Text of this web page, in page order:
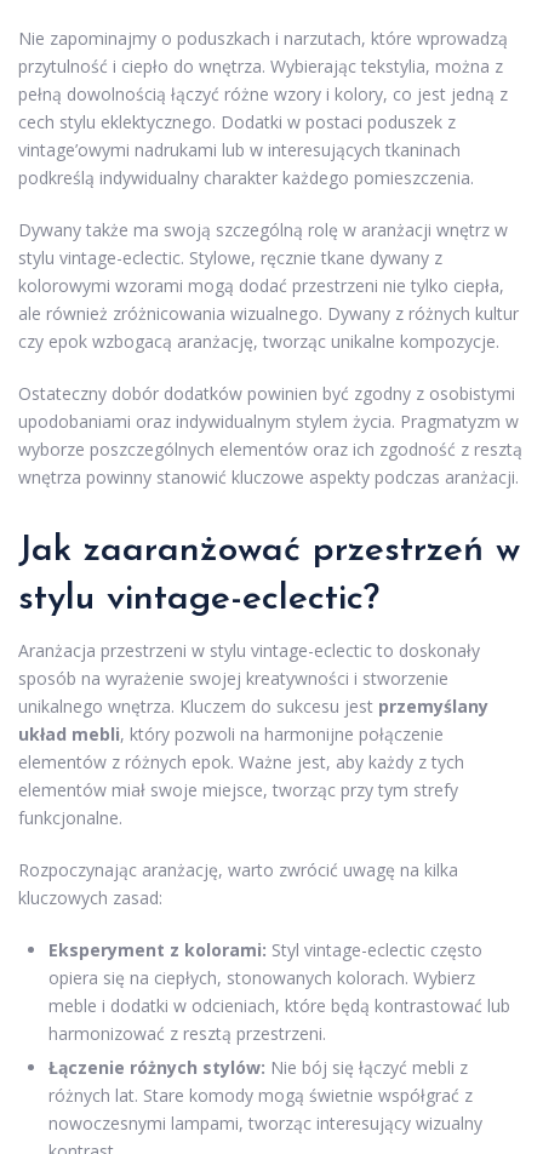
Nie zapominajmy o poduszkach i narzutach, które wprowadzą
przytulność i ciepło do wnętrza. Wybierając tekstylia, można z
pełną dowolnością łączyć różne wzory i kolory, co jest jedną z
cech stylu eklektycznego. Dodatki w postaci poduszek z
vintage’owymi nadrukami lub w interesujących tkaninach
podkreślą indywidualny charakter każdego pomieszczenia.
Dywany także ma swoją szczególną rolę w aranżacji wnętrz w
stylu vintage-eclectic. Stylowe, ręcznie tkane dywany z
kolorowymi wzorami mogą dodać przestrzeni nie tylko ciepła,
ale również zróżnicowania wizualnego. Dywany z różnych kultur
czy epok wzbogacą aranżację, tworząc unikalne kompozycje.
Ostateczny dobór dodatków powinien być zgodny z osobistymi
upodobaniami oraz indywidualnym stylem życia. Pragmatyzm w
wyborze poszczególnych elementów oraz ich zgodność z resztą
wnętrza powinny stanowić kluczowe aspekty podczas aranżacji.
Jak zaaranżować przestrzeń w
stylu vintage-eclectic?
Aranżacja przestrzeni w stylu vintage-eclectic to doskonały
sposób na wyrażenie swojej kreatywności i stworzenie
unikalnego wnętrza. Kluczem do sukcesu jest przemyślany
układ mebli, który pozwoli na harmonijne połączenie
elementów z różnych epok. Ważne jest, aby każdy z tych
elementów miał swoje miejsce, tworząc przy tym strefy
funkcjonalne.
Rozpoczynając aranżację, warto zwrócić uwagę na kilka
kluczowych zasad:
Eksperyment z kolorami: Styl vintage-eclectic często
opiera się na ciepłych, stonowanych kolorach. Wybierz
meble i dodatki w odcieniach, które będą kontrastować lub
harmonizować z resztą przestrzeni.
Łączenie różnych stylów: Nie bój się łączyć mebli z
różnych lat. Stare komody mogą świetnie współgrać z
nowoczesnymi lampami, tworząc interesujący wizualny